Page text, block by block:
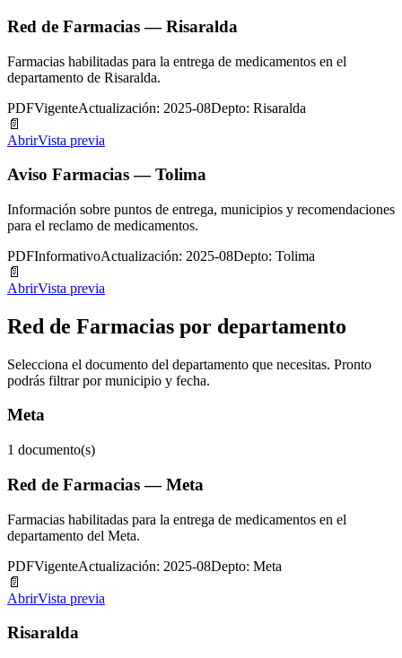
Red de Farmacias — Risaralda
Farmacias habilitadas para la entrega de medicamentos en el
departamento de Risaralda.
PDFVigenteActualización: 2025-08Depto: Risaralda
📄
AbrirVista previa
Aviso Farmacias — Tolima
Información sobre puntos de entrega, municipios y recomendaciones
para el reclamo de medicamentos.
PDFInformativoActualización: 2025-08Depto: Tolima
📄
AbrirVista previa
Red de Farmacias por departamento
Selecciona el documento del departamento que necesitas. Pronto
podrás filtrar por municipio y fecha.
Meta
1 documento(s)
Red de Farmacias — Meta
Farmacias habilitadas para la entrega de medicamentos en el
departamento del Meta.
PDFVigenteActualización: 2025-08Depto: Meta
📄
AbrirVista previa
Risaralda